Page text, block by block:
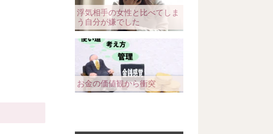
浮気相手の女性と比べてしま
う自分が嫌でした
お金の価値観から衝突